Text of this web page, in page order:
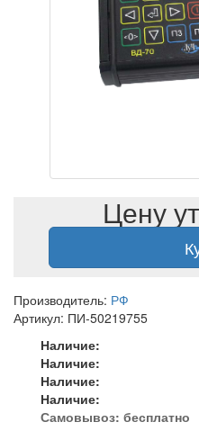
Цену
Производитель: РФ
Артикул: ПИ-50219755
Наличие:
Наличие:
Наличие:
Наличие:
Самовывоз: бесплатно